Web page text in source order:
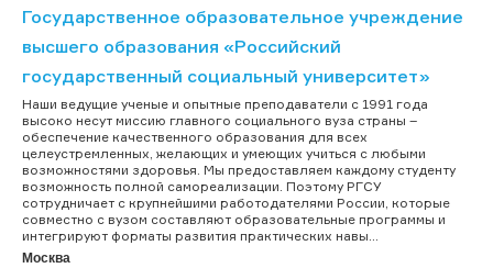
Государственное образовательное учреждение
высшего образования «Российский
государственный социальный университет»
Наши ведущие ученые и опытные преподаватели с 1991 года
высоко несут миссию главного социального вуза страны –
обеспечение качественного образования для всех
целеустремленных, желающих и умеющих учиться с любыми
возможностями здоровья. Мы предоставляем каждому студенту
возможность полной самореализации. Поэтому РГСУ
сотрудничает с крупнейшими работодателями России, которые
совместно с вузом составляют образовательные программы и
интегрируют форматы развития практических навы...
Москва